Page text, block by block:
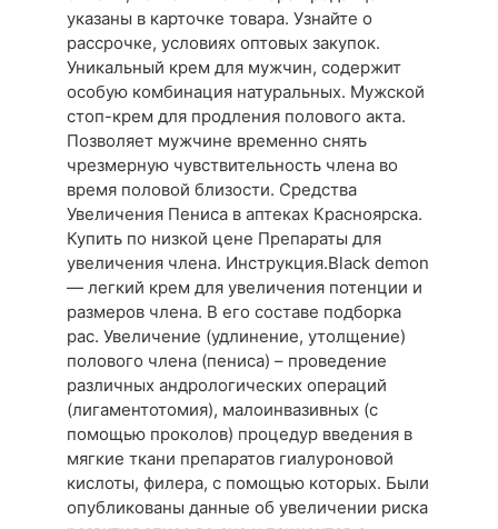
указаны в карточке товара. Узнайте о
рассрочке, условиях оптовых закупок.
Уникальный крем для мужчин, содержит
особую комбинация натуральных. Мужской
стоп-крем для продления полового акта.
Позволяет мужчине временно снять
чрезмерную чувствительность члена во
время половой близости. Средства
Увеличения Пениса в аптеках Красноярска.
Купить по низкой цене Препараты для
увеличения члена. Инструкция.Black demon
— легкий крем для увеличения потенции и
размеров члена. В его составе подборка
рас. Увеличение (удлинение, утолщение)
полового члена (пениса) – проведение
различных андрологических операций
(лигаментотомия), малоинвазивных (с
помощью проколов) процедур введения в
мягкие ткани препаратов гиалуроновой
кислоты, филера, с помощью которых. Были
опубликованы данные об увеличении риска